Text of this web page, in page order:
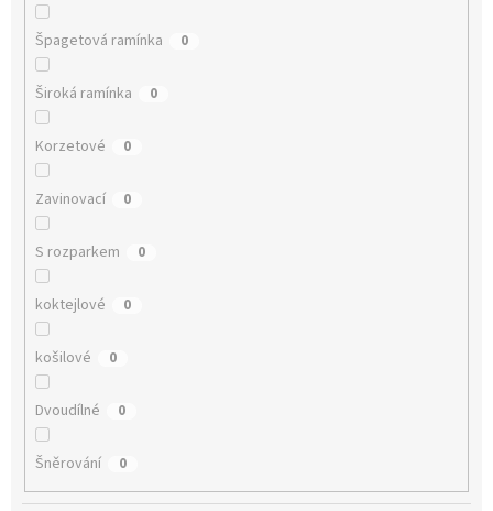
Špagetová ramínka 0
Široká ramínka 0
Korzetové 0
Zavinovací 0
S rozparkem 0
koktejlové 0
košilové 0
Dvoudílné 0
Šněrování 0